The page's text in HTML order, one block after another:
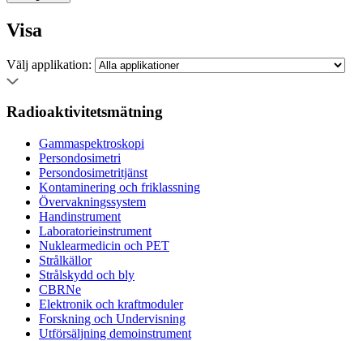
Visa
Välj applikation:
Radioaktivitetsmätning
Gammaspektroskopi
Persondosimetri
Persondosimetritjänst
Kontaminering och friklassning
Övervakningssystem
Handinstrument
Laboratorieinstrument
Nuklearmedicin och PET
Strålkällor
Strålskydd och bly
CBRNe
Elektronik och kraftmoduler
Forskning och Undervisning
Utförsäljning demoinstrument